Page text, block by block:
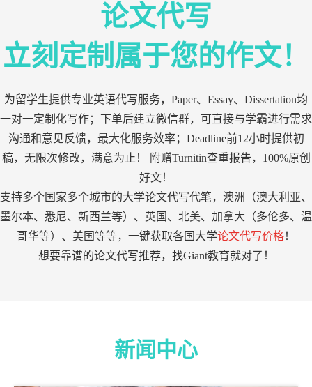
论文代写
立刻定制属于您的作文！
为留学生提供专业英语代写服务，Paper、Essay、Dissertation均
一对一定制化写作；下单后建立微信群，可直接与学霸进行需求
沟通和意见反馈，最大化服务效率；Deadline前12小时提供初
稿，无限次修改，满意为止！ 附赠Turnitin查重报告，100%原创
好文！
支持多个国家多个城市的大学论文代写代笔，澳洲（澳大利亚、
墨尔本、悉尼、新西兰等）、英国、北美、加拿大（多伦多、温
哥华等）、美国等等，一键获取各国大学论文代写价格！
想要靠谱的论文代写推荐，找Giant教育就对了！
新闻中心